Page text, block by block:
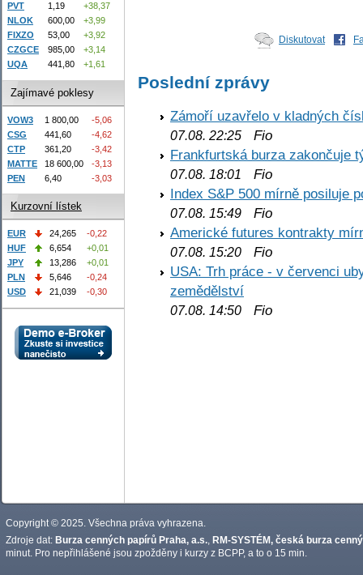
Diskutovat
Poslední zprávy
Zámoří uzavřelo v kladných
07.08. 22:25 Fio
Frankfurtská burza zakončuje
07.08. 18:01
Fio
Index S&P 500 mírně posiluje
07.08. 15:49 Fio
Americké futures kontrakty
07.08. 15:20 Fio
USA: Trh práce - v červenci
zemědělství
07.08. 14:50 Fio
PVT 1,19
+38,37
NLOK
600,00
+3,99
FIXZO
53,00
+3,92
CZGCE
985,00
+3,14
UQA
441,80 +1,61
Zajímavé poklesy
VOW3 1 800,00
-5,06
CSG
441,60
-4,62
CTP
361,20
-3,42
MATTE
18 600,00
-3,13
PEN
6,40 -3,03
Kurzovní lístek
EUR 24,265
-0,22
HUF
6,654
+0,01
JPY
13,286
+0,01
PLN
5,646
-0,24
USD
21,039 -0,30
Copyright © 2025. Všechna práva vyhrazena.
Zdroje dat: Burza cenných papírů Praha, a.s. RM-SYSTÉM, česká burza
minut. Pro nepřihlášené jsou zpožděny i kurzy z BCPP, a to o 15 min.